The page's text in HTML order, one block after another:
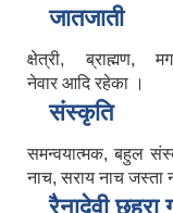
जातजाती
क्षेत्री, ब्राह्मण,
नेवार आदि रहेका ।
संस्कृति
समन्वयात्मक, बहुल
नाच, सराय नाच जस्ता
रैनादेवी